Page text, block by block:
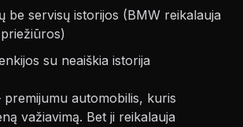
be servisų istorijos (BMW reikalauja
su neaiškia istorija
premijumu automobilis, kuris
važiavimą. Bet ji reikalauja